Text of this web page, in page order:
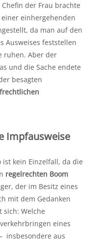
der Frau brachte
einhergehenden
da man auf den
Ausweises feststellen
ruhen. Aber der
und die Sache endete
besagten
Impfausweise
ist kein Einzelfall, da die
regelrechten Boom
der im Besitz eines
mit dem Gedanken
sich: Welche
eines
insbesondere aus